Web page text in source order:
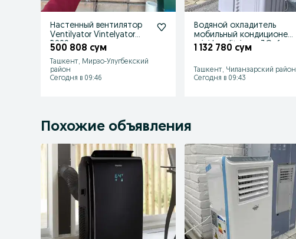
Настенный вентилятор
Ventilyator Vintelyator
B809
500 808 сум
Ташкент, Мирзо-Улугбекский
район
Сегодня в 09:46
Водяной охладитель
мобильный кондиционер
mini konditsioner 3Gofra
1 132 780 сум
Ташкент, Чиланзарский район
Сегодня в 09:43
Похожие объявления